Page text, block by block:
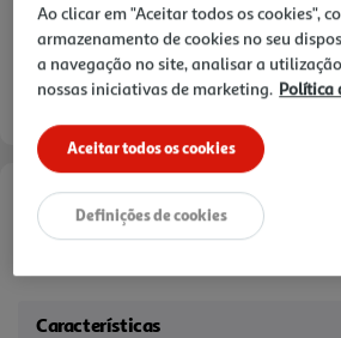
Informações de Marketing
Características
Ao clicar em "Aceitar todos os cookies",
armazenamento de cookies no seu
a navegação no site, analisar a
nossas iniciativas de marketing. Política
Aceitar todos os cookies
Definições de cookies